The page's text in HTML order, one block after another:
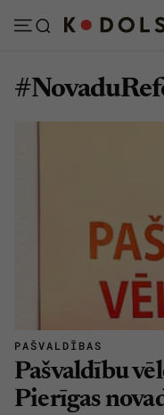
Ģimene
Vide
PAŠVALDĪBAS
Pašvaldību
Pierīgas